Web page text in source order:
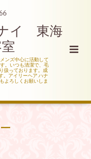
イ 東海
ンズ中心に活動して
。いつも清潔で、毛
扱っております。成
。アイリーヘア ハナ
よろしくお願いしま